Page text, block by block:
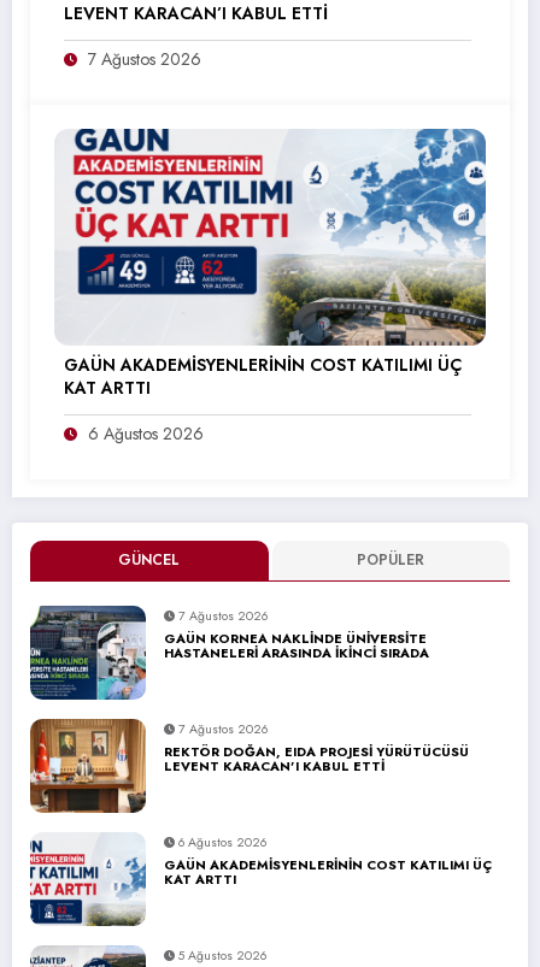
GÜNCEL POPÜLER
7 Ağustos 2026
GAÜN KORNEA NAKLİNDE ÜNİVERSİTE
HASTANELERİ ARASINDA İKİNCİ SIRADA
7 Ağustos 2026
REKTÖR DOĞAN, EIDA PROJESİ YÜRÜTÜCÜSÜ
LEVENT KARACAN’I KABUL ETTİ
6 Ağustos 2026
GAÜN AKADEMİSYENLERİNİN COST KATILIMI ÜÇ
KAT ARTTI
5 Ağustos 2026
LEVENT KARACAN’I KABUL ETTİ
7 Ağustos 2026
GAÜN AKADEMİSYENLERİNİN COST KATILIMI ÜÇ
KAT ARTTI
6 Ağustos 2026